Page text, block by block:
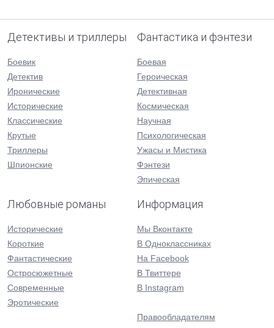
Детективы и триллеры
Боевик
Детектив
Иронические
Исторические
Классические
Крутые
Триллеры
Шпионские
Фантастика и фэнтези
Боевая
Героическая
Детективная
Космическая
Научная
Психологическая
Ужасы и Мистика
Фэнтези
Эпическая
Любовные романы
Исторические
Короткие
Фантастические
Остросюжетные
Современные
Эротические
Информация
Мы Вконтакте
В Одноклассниках
На Facebook
В Твиттере
В Instagram
Правообладателям